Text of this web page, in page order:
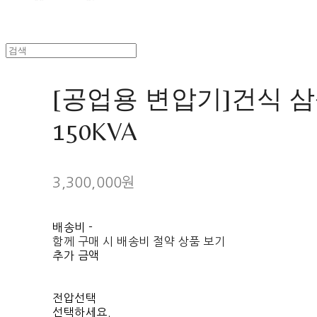
[공업용 변압기]건식
150KVA
3,300,000원
배송비-
함께 구매 시 배송비 절약 상품 보기
추가 금액
전압선택
선택하세요.